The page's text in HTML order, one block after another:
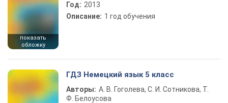
показать
обложку
Год: 2013
Описание: 1 год обучения
ГДЗ Немецкий язык 5 класс
Авторы: А. В. Гоголева, С. И. Сотникова, Т.
Ф. Белоусова